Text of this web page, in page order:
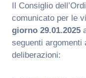
Il Consiglio
comunicato per le
giorno 29.01.2025
seguenti argomenti
deliberazioni: